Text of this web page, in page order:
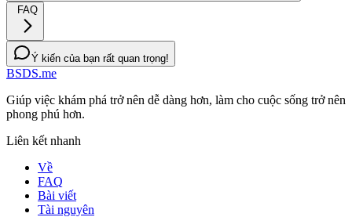
FAQ
Ý kiến của bạn rất quan trọng!
BSDS.me
Giúp việc khám phá trở nên dễ dàng hơn, làm cho cuộc sống trở nên
phong phú hơn.
Liên kết nhanh
Về
FAQ
Bài viết
Tài nguyên